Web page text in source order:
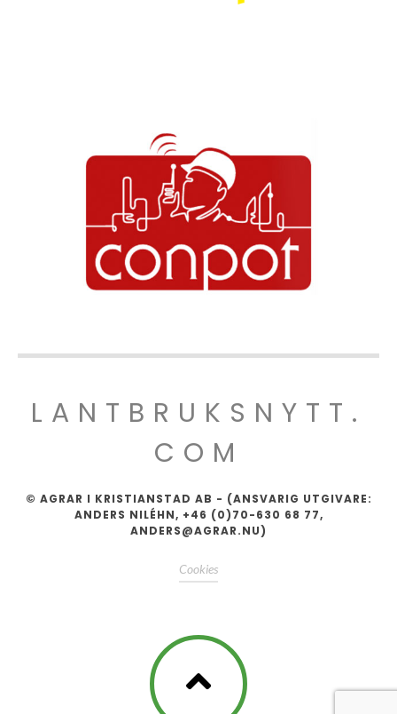
LANTBRUKSNYTT.
COM
© AGRAR I KRISTIANSTAD AB - (ANSVARIG UTGIVARE:
ANDERS NILÉHN, +46 (0)70-630 68 77,
ANDERS@AGRAR.NU)
Cookies